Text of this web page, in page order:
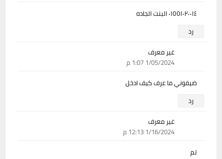
٠١٥٥١٠٢٠٠١٤ البنت الجاده
رد
غير معرف
1/05/2024 1:07 م
ضيفوني ما عرف كيف ادخل
رد
غير معرف
1/16/2024 12:13 م
تم